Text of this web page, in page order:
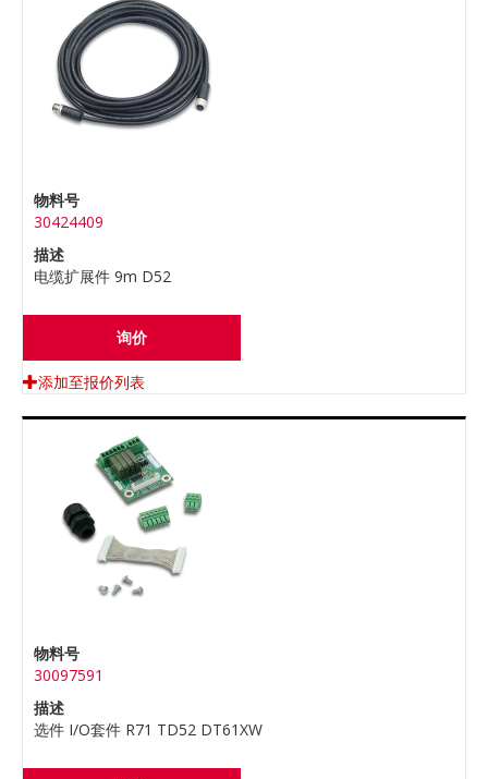
物料号
30424409
描述
电缆扩展件 9m D52
询价
添加至报价列表
物料号
30097591
描述
选件 I/O套件 R71 TD52 DT61XW